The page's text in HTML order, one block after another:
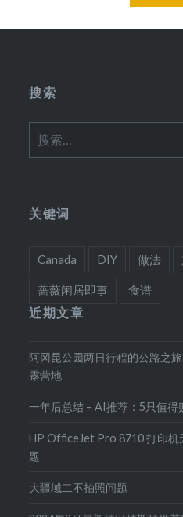
搜索
索：
关键词
Canada DIY 做法
蔷薇闲居即事 食谱
近期文章
阿冈昆公园两日行程的公路之
露营地
一年后总结 – AI推荐：5只值
HP OfficeJet Pro 8710 打印机
题
大疆域二不拍照问题